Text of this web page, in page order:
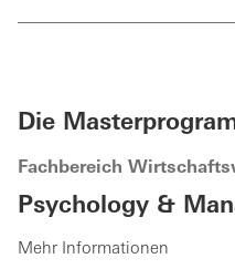
Die
Fachbereich
Psychology &
Mehr Informationen